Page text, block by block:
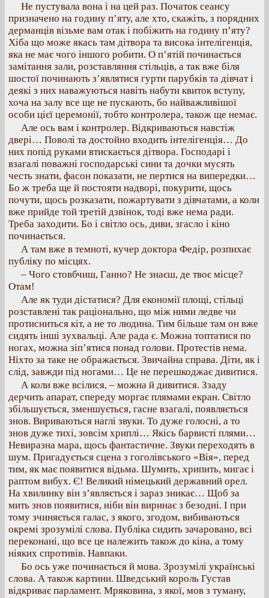
Не пустувала вона і на цей раз. Початок сеансу
призначено на годину п’яту, але хто, скажіть, з порядних
дерманців візьме вам отак і побіжить на годину п’яту?
Хіба що може якась там дітвора та висока інтелігенція,
яка не має чого іншого робити. О п’ятій починається
замітання зали, розставляння стільців, а так вже біля
шостої починають з’являтися гурти парубків та дівчат і
деякі з них наважуються навіть набути квиток вступу,
хоча на залу все ще не пускають, бо найважливішої
особи цієї церемонії, тобто контролера, також ще немає.
Але ось вам і контролер. Відкриваються навстіж
двері… Поволі та достойно входить інтелігенція… До
них попід руками втискається дітвора. Господарі і
взагалі поважні господарські сини та дочки мусять
честь знати, фасон показати, не пертися на випередки…
Бо ж треба ще й постояти надворі, покурити, щось
почути, щось розказати, пожартувати з дівчатами, а коли
вже прийде той третій дзвінок, тоді вже нема ради.
Треба заходити. Бо і світло ось, диви, згасло і кіно
починається.
А там вже в темноті, кучер доктора Федір, розпихає
публіку по місцях.
– Чого стовбчиш, Ганно? Не знаєш, де твоє місце?
Отам!
Але як туди дістатися? Для економії площі, стільці
розставлені так раціонально, що між ними ледве чи
протисниться кіт, а не то людина. Тим більше там он вже
сидять інші зухвальці. Але рада є. Можна топтатися по
ногах, можна зіп’ятися понад голови. Протестів нема.
Ніхто за таке не ображається. Звичайна справа. Діти, як і
слід, завжди під ногами… Це не перешкоджає дивитися.
А коли вже всілися, – можна й дивитися. Ззаду
дерчить апарат, спереду моргає плямами екран. Світло
збільшується, зменшується, гасне взагалі, появляється
знов. Вириваються наглі звуки. То дуже голосні, а то
знов дуже тихі, зовсім хриплі… Якісь барвисті плями…
Невиразна мара, щось фантастичне. Звуки переходять в
шум. Пригадується сцена з гоголівського «Вія», перед
тим, як має появитися відьма. Шумить, хрипить, мигає і
раптом вибух. Є! Великий німецький державний орел.
На хвилинку він з’являється і зараз зникає… Щоб за
мить знов появитися, ніби він виринає з безодні. І при
тому зчиняється галас, з якого, згодом, вибиваються
окремі зрозумілі слова. Публіка сидить зачаровано, всі
переконані, що все це належить також до кіна, а тому
ніяких спротивів. Навпаки.
Бо ось уже починається й мова. Зрозумілі українські
слова. А також картини. Шведський король Густав
відкриває парламент. Мряковина, з якої, мов з туману,